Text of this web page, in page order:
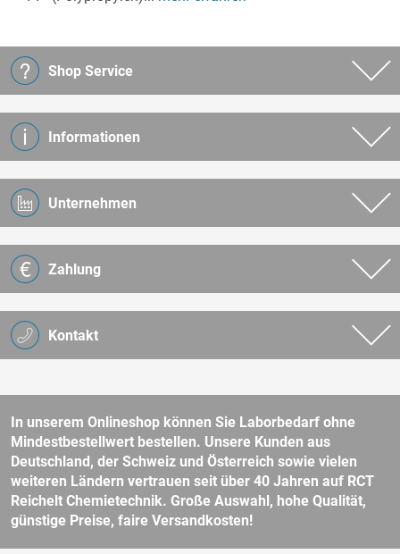
Kontakt
Shop Service
Informationen
Unternehmen
Zahlung
In unserem Onlineshop können Sie Laborbedarf ohne
Mindestbestellwert bestellen. Unsere Kunden aus
Deutschland, der Schweiz und Österreich sowie vielen
weiteren Ländern vertrauen seit über 40 Jahren auf RCT
Reichelt Chemietechnik. Große Auswahl, hohe Qualität,
günstige Preise, faire Versandkosten!